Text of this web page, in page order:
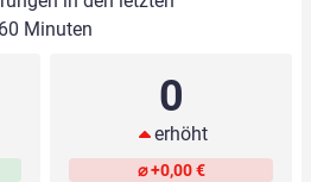
60 Minuten
0
erhöht
⌀ +0,00 €